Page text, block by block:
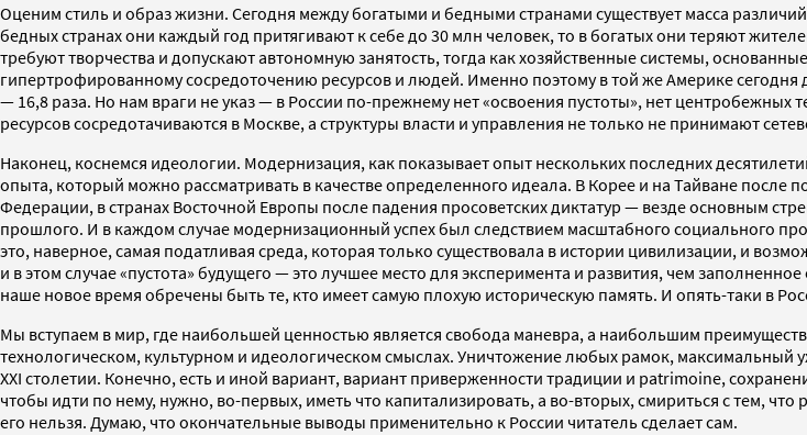
Оценим стиль и образ жизни. Сегодня между богатыми и бедными странами существует масса
бедных странах они каждый год притягивают к себе до 30 млн человек, то в богатых они теряют
требуют творчества и допускают автономную занятость, тогда как хозяйственные системы,
гипертрофированному сосредоточению ресурсов и людей. Именно поэтому в той же Америке сегодня
— 16,8 раза. Но нам враги не указ — в России по-прежнему нет «освоения пустоты», нет
ресурсов сосредотачиваются в Москве, а структуры власти и управления не только не принимают
Наконец, коснемся идеологии. Модернизация, как показывает опыт нескольких последних
опыта, который можно рассматривать в качестве определенного идеала. В Корее и на Тайване после
Федерации, в странах Восточной Европы после падения просоветских диктатур — везде основным
прошлого. И в каждом случае модернизационный успех был следствием масштабного социального
это, наверное, самая податливая среда, которая только существовала в истории цивилизации, и
и в этом случае «пустота» будущего — это лучшее место для эксперимента и развития, чем
наше новое время обречены быть те, кто имеет самую плохую историческую память. И опять-таки в
Мы вступаем в мир, где наибольшей ценностью является свобода маневра, а наибольшим
технологическом, культурном и идеологическом смыслах. Уничтожение любых рамок, максимальный
XXI столетии. Конечно, есть и иной вариант, вариант приверженности традиции и patrimoine,
чтобы идти по нему, нужно, во-первых, иметь что капитализировать, а во-вторых, смириться с тем,
его нельзя. Думаю, что окончательные выводы применительно к России читатель сделает сам.